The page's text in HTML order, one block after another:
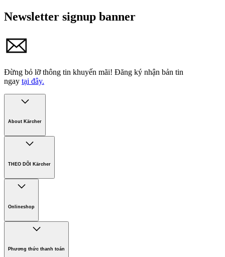
Newsletter signup banner
Đừng bỏ lỡ thông tin khuyến mãi! Đăng ký nhận bản tin
ngay tại đây.
About Kärcher
Công ty Karcher
Tuyển dụng
Phát triển bền vững
Chính sách bảo hành các sản phẩm
THEO DÕI Kärcher
Onlineshop
Phương thức thanh toán
Phương thức thanh toán